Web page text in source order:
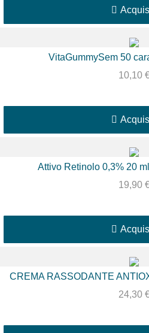
VitaGummySem 50
10,10
Attivo Retinolo 0,3% 20
19,90
CREMA RASSODANTE
24,30